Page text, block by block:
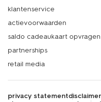
klantenservice
actievoorwaarden
saldo cadeaukaart opvragen
partnerships
retail media
privacy statementdisclaimer